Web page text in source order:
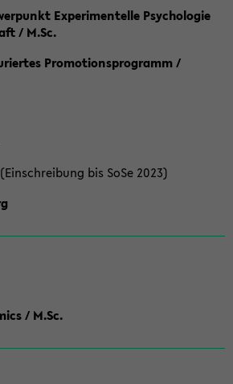
Experimentelle Psychologie
/ M.Sc.
Promotionsprogramm /
bis SoSe 2023)
/ M.Sc.